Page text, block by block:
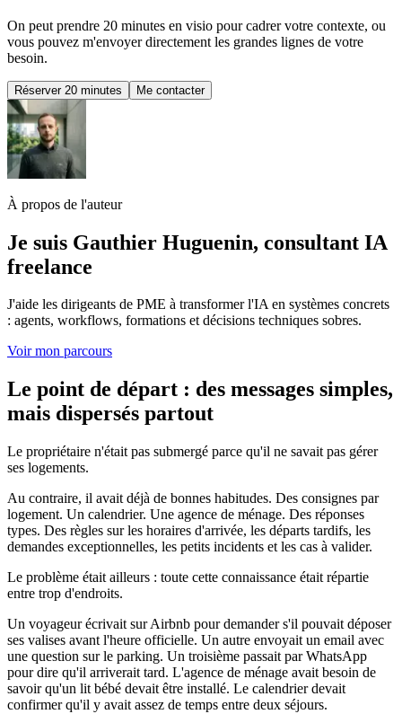
On peut prendre 20 minutes en visio pour cadrer votre contexte, ou
vous pouvez m'envoyer directement les grandes lignes de votre
besoin.
Réserver 20 minutes Me contacter
À propos de l'auteur
Je suis Gauthier Huguenin, consultant IA
freelance
J'aide les dirigeants de PME à transformer l'IA en systèmes concrets
: agents, workflows, formations et décisions techniques sobres.
Voir mon parcours
Le point de départ : des messages simples,
mais dispersés partout
Le propriétaire n'était pas submergé parce qu'il ne savait pas gérer
ses logements.
Au contraire, il avait déjà de bonnes habitudes. Des consignes par
logement. Un calendrier. Une agence de ménage. Des réponses
types. Des règles sur les horaires d'arrivée, les départs tardifs, les
demandes exceptionnelles, les petits incidents et les cas à valider.
Le problème était ailleurs : toute cette connaissance était répartie
entre trop d'endroits.
Un voyageur écrivait sur Airbnb pour demander s'il pouvait déposer
ses valises avant l'heure officielle. Un autre envoyait un email avec
une question sur le parking. Un troisième passait par WhatsApp
pour dire qu'il arriverait tard. L'agence de ménage avait besoin de
savoir qu'un lit bébé devait être installé. Le calendrier devait
confirmer qu'il y avait assez de temps entre deux séjours.